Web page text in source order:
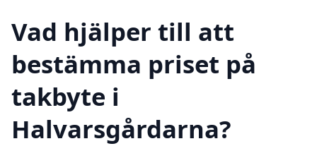
Vad hjälper till att
bestämma priset på
takbyte i
Halvarsgårdarna?